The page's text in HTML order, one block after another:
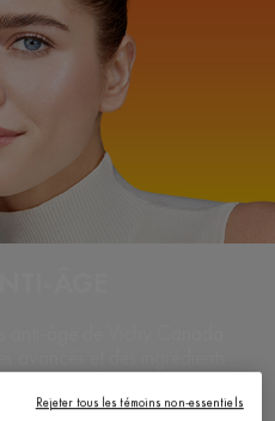
peau des rayons
signes de l'âge. Offrez à
Rejeter tous les témoins non-essentiels